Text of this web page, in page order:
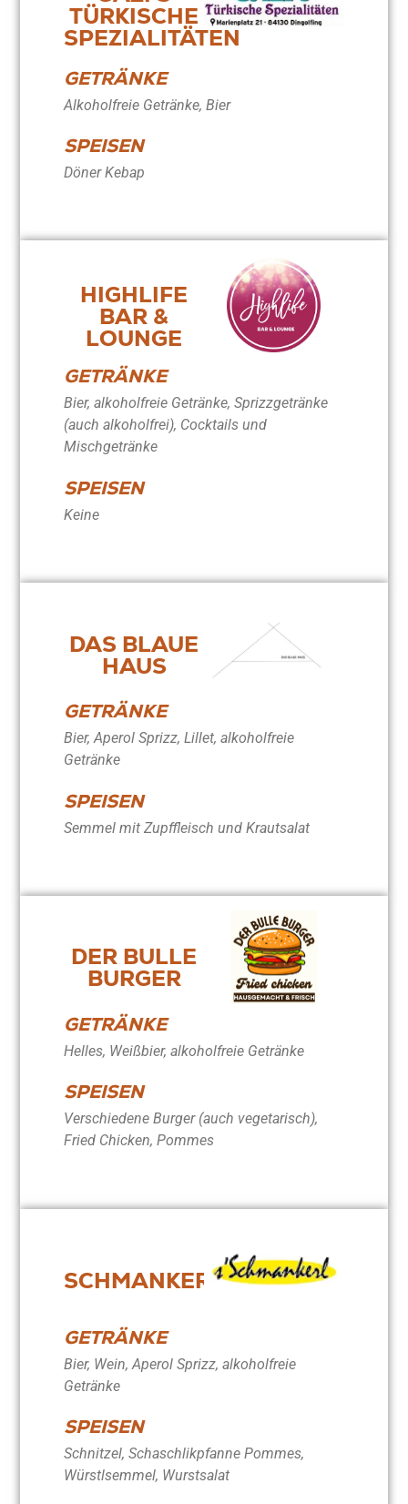
TÜRKISCHE
SPEZIALITÄTEN
GETRÄNKE
Alkoholfreie Getränke, Bier
SPEISEN
Döner Kebap
HIGHLIFE
BAR &
LOUNGE
GETRÄNKE
Bier, alkoholfreie Getränke, Sprizzgetränke
(auch alkoholfrei), Cocktails und
Mischgetränke
SPEISEN
Keine
DAS BLAUE
HAUS
GETRÄNKE
Bier, Aperol Sprizz, Lillet, alkoholfreie
Getränke
SPEISEN
Semmel mit Zupffleisch und Krautsalat
DER BULLE
BURGER
GETRÄNKE
Helles, Weißbier, alkoholfreie Getränke
SPEISEN
Verschiedene Burger (auch vegetarisch),
Fried Chicken, Pommes
SCHMANKERL
GETRÄNKE
Bier, Wein, Aperol Sprizz, alkoholfreie
Getränke
SPEISEN
Schnitzel, Schaschlikpfanne Pommes,
Würstlsemmel, Wurstsalat